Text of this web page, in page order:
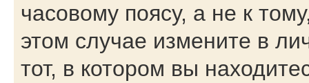
часовому поясу, а не к
этом случае измените в
тот, в котором вы